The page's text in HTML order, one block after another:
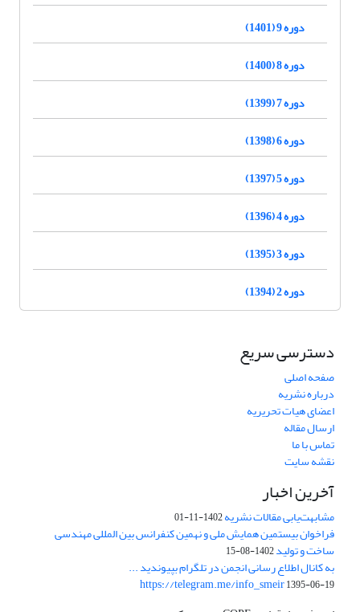
دوره 9 (1401)
دوره 8 (1400)
دوره 7 (1399)
دوره 6 (1398)
دوره 5 (1397)
دوره 4 (1396)
دوره 3 (1395)
دوره 2 (1394)
دسترسی سریع
صفحه اصلی
درباره نشریه
اعضای هیات تحریریه
ارسال مقاله
تماس با ما
نقشه سایت
آخرین اخبار
مشابهت‌یابی مقالات نشریه1402-11-01
فراخوان بیستمین همایش ملی و نهمین کنفرانس بین المللی مهندسی
ساخت و تولید1402-08-15
به کانال اطلاع رسانی انجمن در تلگرام بپیوندید ...
https://telegram.me/info_smeir1395-06-19